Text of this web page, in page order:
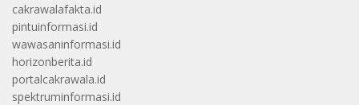
cakrawalafakta.id
pintuinformasi.id
wawasaninformasi.id
horizonberita.id
portalcakrawala.id
spektruminformasi.id